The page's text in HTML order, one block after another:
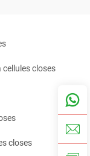
closes
closes